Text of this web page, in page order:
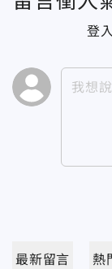
登
最新留言 熱